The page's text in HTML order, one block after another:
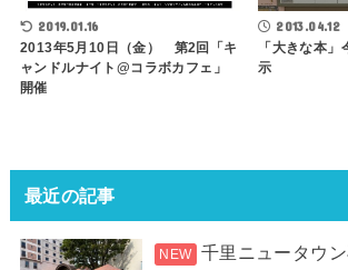
2019.01.16
2013年5月10日（金） 第2回「キ
ャンドルナイト@コラボカフェ」
開催
2013.04.12
「大きな本
示
最近の記事
千里ニュータウ